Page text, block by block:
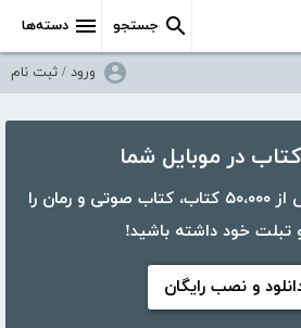
دسته‌ها جستجو
ورود / ثبت نام
با اپلیکیشن کتابراه، بیش از ۵۰،۰۰۰ کتاب، کتاب صوتی و رمان را
تبلت خود داشته باشید!
و نصب رایگان